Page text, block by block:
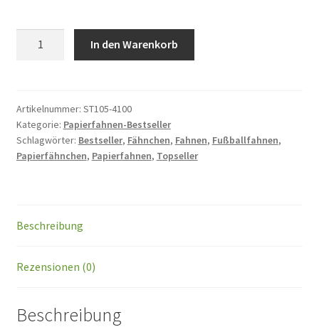
In den Warenkorb
Artikelnummer: ST105-4100
Kategorie: Papierfahnen-Bestseller
Schlagwörter: Bestseller, Fähnchen, Fahnen, Fußballfahnen,
Papierfähnchen, Papierfahnen, Topseller
Beschreibung
Rezensionen (0)
Beschreibung